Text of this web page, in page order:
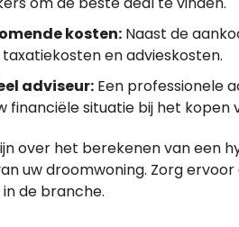
kosten: Naast de
en advieskosten.
adviseur: Een professionele
financiële situatie bij het kopen
over het berekenen van een
uw droomwoning. Zorg
de branche.